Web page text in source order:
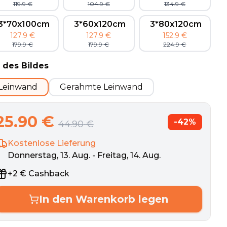
119.9 € 104.9 € 134.9 €
127.9 €
179.9 €
3*60x120cm
127.9 €
179.9 €
3*80x120cm
152.9 €
224.9 €
des Bildes
Gerahmte Leinwand
€ 44.90 € -42%
Kostenlose Lieferung
Donnerstag, 13. Aug. - Freitag, 14. Aug.
+2 € Cashback
In den Warenkorb legen